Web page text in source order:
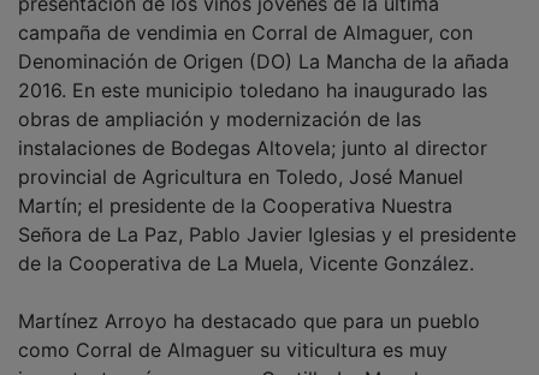
campaña de vendimia en Corral de Almaguer, con
Denominación de Origen (DO) La Mancha de la añada
2016. En este municipio toledano ha inaugurado las
obras de ampliación y modernización de las
instalaciones de Bodegas Altovela; junto al director
provincial de Agricultura en Toledo, José Manuel
Martín; el presidente de la Cooperativa Nuestra
Señora de La Paz, Pablo Javier Iglesias y el presidente
de la Cooperativa de La Muela, Vicente González.
como Corral de Almaguer su viticultura es muy
importante así como para Castilla-La Mancha que